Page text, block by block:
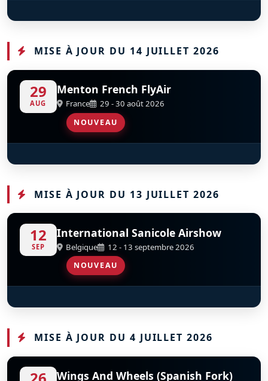
S D
CAUDRON – RENAULT C.460 RAFALE S D
MIG‑17 - 1611
MISE À JOUR DU 14 JUILLET 2026
29
AUG
Menton French FlyAir
France 29 - 30 août 2026
NOUVEAU
D
Patrouille De France
MISE À JOUR DU 13 JUILLET 2026
12
SEP
International Sanicole Airshow
Belgique 12 - 13 septembre 2026
NOUVEAU
D
F-86 Sabre
MISE À JOUR DU 4 JUILLET 2026
Wings And Wheels (Spanish Fork)